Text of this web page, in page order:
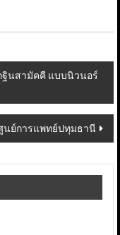
ฐินสามัคคี แบบนิวนอร์
นย์การแพทย์ปทุมธานี